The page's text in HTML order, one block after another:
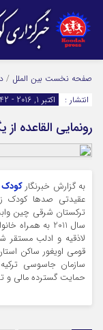
صفحه نخست بین الملل /
انتشار :
اکتبر 1, 2016 - 1:42 ب.ظ
رونمایی القاعده
به گزارش خبرنگار
عقیدتی صدها کودک
ترکستان شرقی چین
سال 2011 به
لاذقیه و ادلب مستقر
قومی اویغور ساکن
سازمان جاسوسی
حمایت گسترده مالی و